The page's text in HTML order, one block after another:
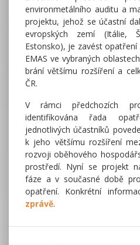
environmetálního auditu a
projektu, jehož se účastní
evropských zemí (Itálie,
Estonsko), je zavést
EMAS ve vybraných
brání většímu rozšíření a
ČR.
V rámci předchozích
identifikována řada
jednotlivých účastníků
k jeho většímu rozšíření
rozvoji oběhového
prostředí. Nyní se projekt
fáze a v současné době
opatření. Konkrétní
zprávě.